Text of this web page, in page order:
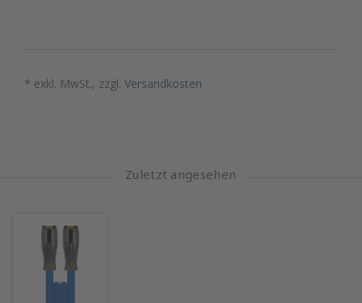
* exkl. MwSt., zzgl. Versandkosten
Zuletzt angesehen